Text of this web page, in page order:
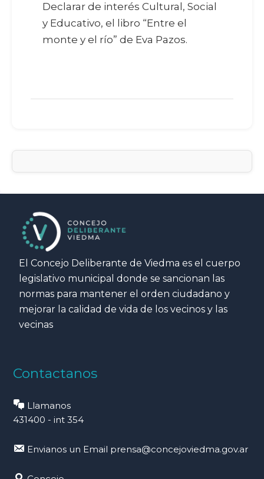
Declarar de interés Cultural, Social
y Educativo, el libro “Entre el
monte y el río” de Eva Pazos.
El Concejo Deliberante de Viedma es el cuerpo
legislativo municipal donde se sancionan las
normas para mantener el orden ciudadano y
mejorar la calidad de vida de los vecinos y las
vecinas
Contactanos
Llamanos
431400 - int 354
Envianos un Email prensa@concejoviedma.gov.ar